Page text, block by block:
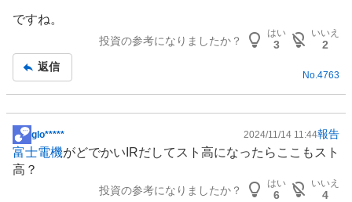
ですね。
投資の参考になりましたか？
はい
3
いいえ
2
返信
No. 4763
掲
示
板
glo***** 2024/11/14 11:44報告
富士電機がどでかいIRだしてスト高になったらここもスト
高？
投資の参考になりましたか？
はい
6
いいえ
4